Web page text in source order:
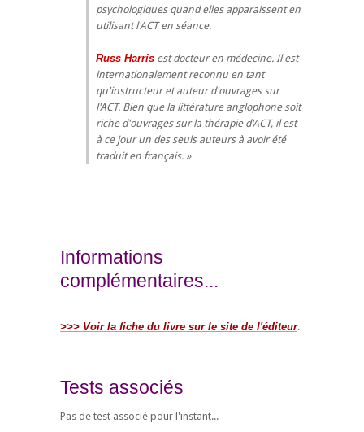
psychologiques quand elles apparaissent en
utilisant l'ACT en séance.
Russ Harris est docteur en médecine. Il est
internationalement reconnu en tant
qu'instructeur et auteur d'ouvrages sur
l'ACT. Bien que la littérature anglophone soit
riche d'ouvrages sur la thérapie d'ACT, il est
à ce jour un des seuls auteurs à avoir été
traduit en français.
Informations
complémentaires...
>>> Voir la fiche du livre sur le site de l'éditeur.
Tests associés
Pas de test associé pour l'instant...